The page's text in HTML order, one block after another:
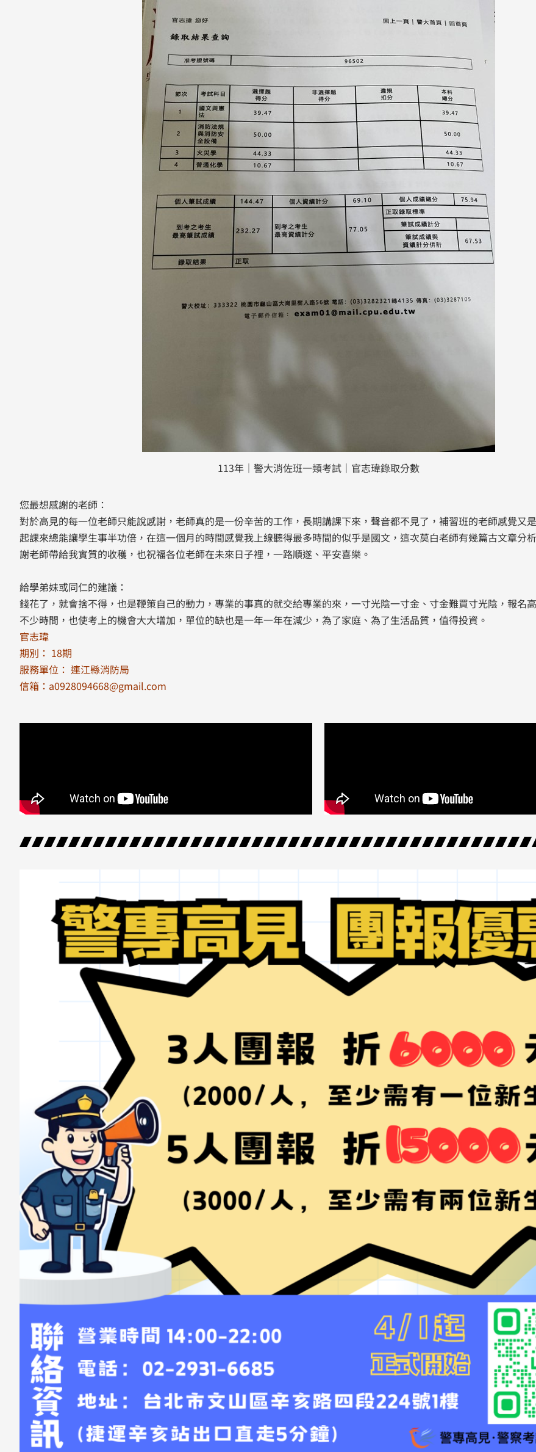
113年｜警大消佐班一類考試｜官志瑋錄取分數
您最想感謝的老師：
對於高見的每一位老師只能說感謝，老師真的是一份辛苦的工作，長期講課下來，聲音都不見了，補習班的老師感覺又
起課來總能讓學生事半功倍，在這一個月的時間感覺我上線聽得最多時間的似乎是國文，這次莫白老師有幾篇古文章分
謝老師帶給我實質的收穫，也祝福各位老師在未來日子裡，一路順遂、平安喜樂。
給學弟妹或同仁的建議：
錢花了，就會捨不得，也是鞭策自己的動力，專業的事真的就交給專業的來，一寸光陰一寸金、寸金難買寸光陰，報名
不少時間，也使考上的機會大大增加，單位的缺也是一年一年在減少，為了家庭、為了生活品質，值得投資。
官志瑋
期別： 18期
服務單位： 連江縣消防局
信箱：a0928094668@gmail.com